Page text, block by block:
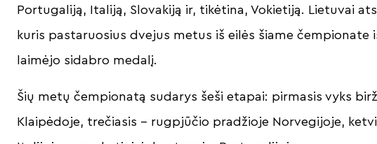
Portugaliją, Italiją, Slovakiją ir, tikėtina, Vokietiją. Lietuvai
kuris pastaruosius dvejus metus iš eilės šiame čempionate
laimėjo sidabro medalį.
Šių metų čempionatą sudarys šeši etapai: pirmasis vyks
Klaipėdoje, trečiasis – rugpjūčio pradžioje Norvegijoje,